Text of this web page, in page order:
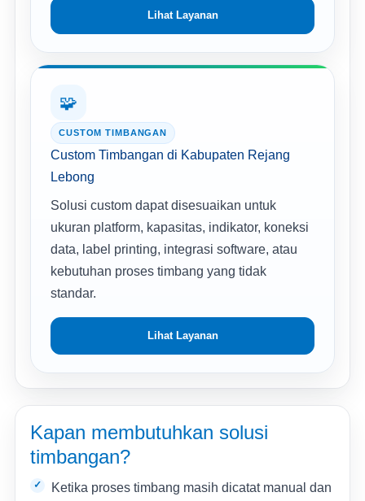
Lihat Layanan
🧩
CUSTOM TIMBANGAN
Custom Timbangan di Kabupaten Rejang
Lebong
Solusi custom dapat disesuaikan untuk
ukuran platform, kapasitas, indikator, koneksi
data, label printing, integrasi software, atau
kebutuhan proses timbang yang tidak
standar.
Lihat Layanan
Kapan membutuhkan solusi
timbangan?
Ketika proses timbang masih dicatat manual dan